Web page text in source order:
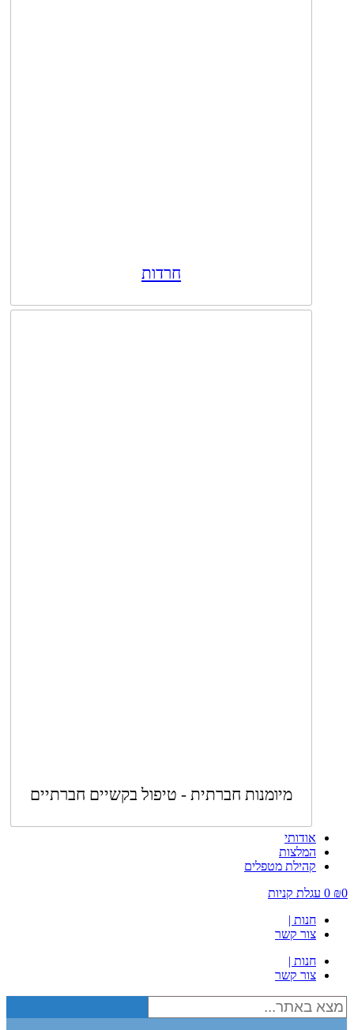
חרדות
מיומנות חברתית - טיפול בקשיים חברתיים
אודותי
המלצות
קהילת מטפלים
₪0
0 עגלת קניות
חנות |
צור קשר
חנות |
צור קשר